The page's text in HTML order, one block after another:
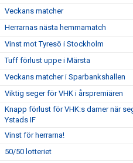
Veckans matcher
Herrarnas nästa hemmamatch
Vinst mot Tyresö i Stockholm
Tuff förlust uppe i Märsta
Veckans matcher i Sparbankshallen
Viktig seger för VHK i årspremiären
Knapp förlust för VHK:s damer när
Ystads IF
Vinst för herrarna!
50/50 lotteriet